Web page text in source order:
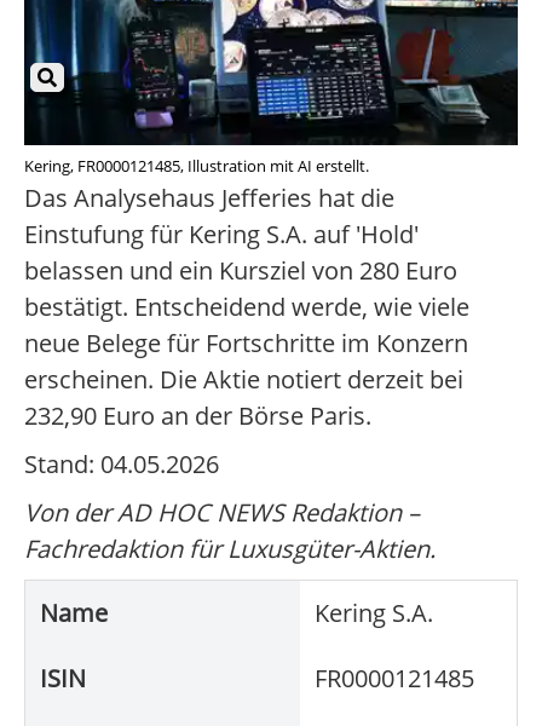
Kering, FR0000121485, Illustration mit AI erstellt.
Das Analysehaus Jefferies hat die
Einstufung für Kering S.A. auf 'Hold'
belassen und ein Kursziel von 280 Euro
bestätigt. Entscheidend werde, wie viele
neue Belege für Fortschritte im Konzern
erscheinen. Die Aktie notiert derzeit bei
232,90 Euro an der Börse Paris.
Stand: 04.05.2026
Von der AD HOC NEWS Redaktion –
Fachredaktion für Luxusgüter-Aktien.
Name
Kering S.A.
ISIN
FR0000121485